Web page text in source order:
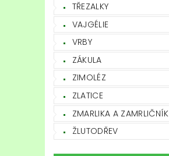
TŘEZALKY
VAJGÉLIE
VRBY
ZÁKULA
ZIMOLÉZ
ZLATICE
ZMARLIKA A ZAMRLIČNÍK
ŽLUTODŘEV